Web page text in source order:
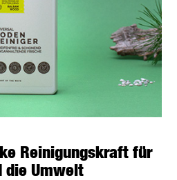
Reinigungskraft für
die Umwelt